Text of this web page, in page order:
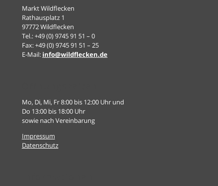
Markt Wildflecken
Rathausplatz 1
97772 Wildflecken
Tel.: +49 (0) 9745 91 51 – 0
Fax: +49 (0) 9745 91 51 – 25
E-Mail: info@wildflecken.de
Mo, Di, Mi, Fr 8:00 bis 12:00 Uhr und
Do 13:00 bis 18:00 Uhr
sowie nach Vereinbarung
Impressum
Datenschutz